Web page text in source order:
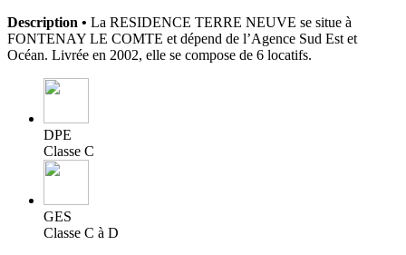
Description • La RESIDENCE TERRE NEUVE se situe à
FONTENAY LE COMTE et dépend de l’Agence Sud Est et
Océan. Livrée en 2002, elle se compose de 6 locatifs.
DPE
Classe C
GES
Classe C à D